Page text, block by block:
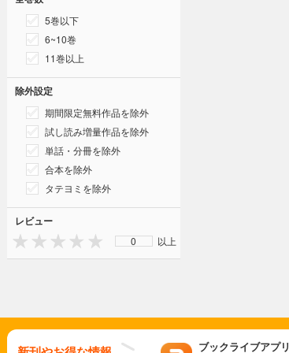
5巻以下
6~10巻
11巻以上
除外設定
期間限定無料作品を除外
試し読み増量作品を除外
単話・分冊を除外
合本を除外
タテヨミを除外
レビュー
0 以上
ブックライブアプリ